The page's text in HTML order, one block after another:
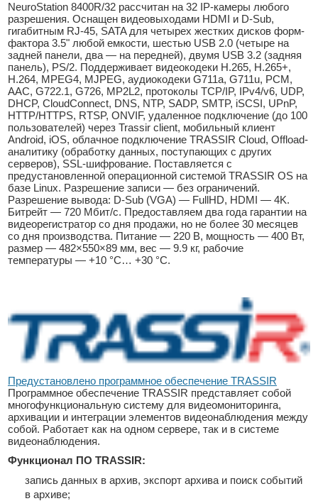
NeuroStation 8400R/32 рассчитан на 32 IP-камеры любого
разрешения. Оснащен видеовыходами HDMI и D-Sub,
гигабитным RJ-45, SATA для четырех жестких дисков форм-
фактора 3.5" любой емкости, шестью USB 2.0 (четыре на
задней панели, два — на передней), двумя USB 3.2 (задняя
панель), PS/2. Поддерживает видеокодеки H.265, H.265+,
Н.264, MPEG4, MJPEG, аудиокодеки G711a, G711u, PCM,
AAC, G722.1, G726, MP2L2, протоколы TCP/IP, IPv4/v6, UDP,
DHCP, CloudConnect, DNS, NTP, SADP, SMTP, iSCSI, UPnP,
HTTP/HTTPS, RTSP, ONVIF, удаленное подключение (до 100
пользователей) через Trassir client, мобильный клиент
Android, iOS, облачное подключение TRASSIR Cloud, Offload-
аналитику (обработку данных, поступающих с других
серверов), SSL-шифрование. Поставляется с
предустановленной операционной системой TRASSIR OS на
базе Linux. Разрешение записи — без ограничений.
Разрешение вывода: D-Sub (VGA) — FullHD, HDMI — 4K.
Битрейт — 720 Мбит/с. Предоставляем два года гарантии на
видеорегистратор со дня продажи, но не более 30 месяцев
со дня производства. Питание — 220 В, мощность — 400 Вт,
размер — 482×550×89 мм, вес — 9.9 кг, рабочие
температуры — +10 °C… +30 °C.
Предустановлено программное обеспечение TRASSIR
Программное обеспечение TRASSIR представляет собой
многофункциональную систему для видеомониторинга,
архивации и интеграции элементов видеонаблюдения между
собой. Работает как на одном сервере, так и в системе
видеонаблюдения.
Функционал ПО TRASSIR:
запись данных в архив, экспорт архива и поиск событий
в архиве;